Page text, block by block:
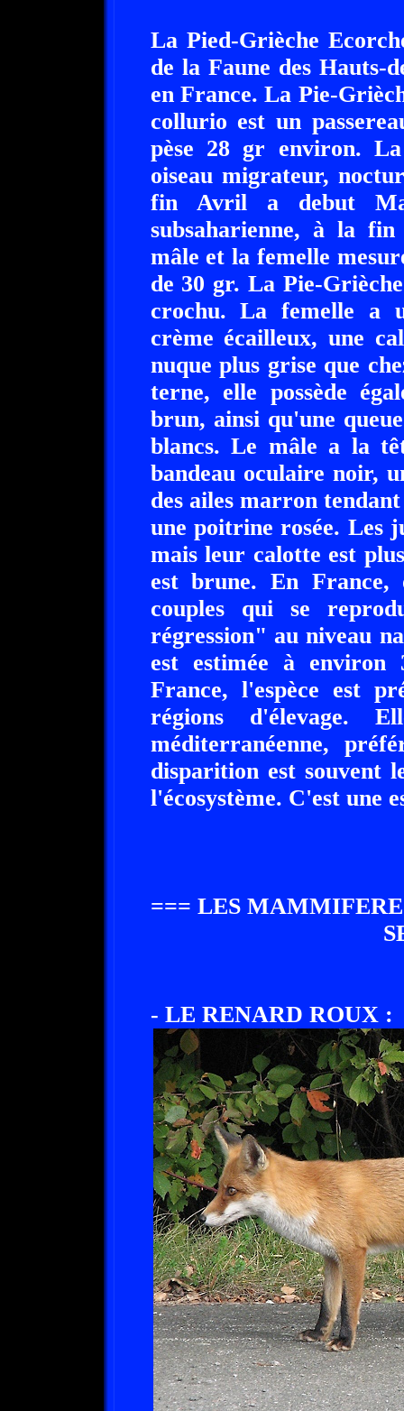
La Pied-Grièche
de la Faune des Hauts-
en France. La Pie-
collurio est un
pèse 28 gr environ.
oiseau migrateur,
fin Avril a debut
subsaharienne, à la
mâle et la femelle
de 30 gr. La Pie-
crochu. La femelle a
crème écailleux, une
nuque plus grise que
terne, elle possède
brun, ainsi qu'une
blancs. Le mâle a la
bandeau oculaire noir,
des ailes marron
une poitrine rosée. Les
mais leur calotte est
est brune. En France,
couples qui se
régression" au niveau
est estimée à
France, l'espèce est
régions d'élevage.
méditerranéenne,
disparition est souvent
l'écosystème. C'est une
=== LES
- LE RENARD ROUX :